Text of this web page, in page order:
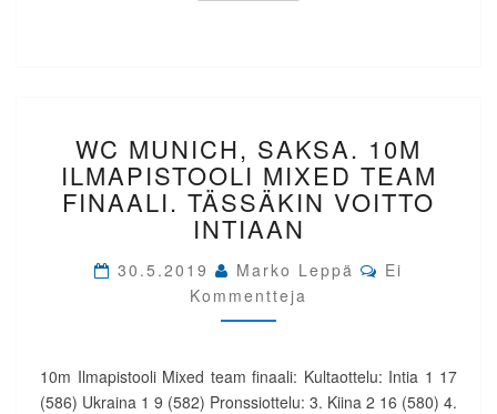
MUNICH,
SAKSA.
10M
ILMAPISTOOLI
MIXED
FINAALI.
TÄSSÄKIN
VOITTO
WC MUNICH, SAKSA. 10M
ILMAPISTOOLI MIXED TEAM
FINAALI. TÄSSÄKIN VOITTO
INTIAAN
30.5.2019 Marko Leppä Comments
Ei
Kommentteja
10m Ilmapistooli Mixed team finaali: Kultaottelu: Intia 1 17
(586) Ukraina 1 9 (582) Pronssiottelu: 3. Kiina 2 16 (580) 4.